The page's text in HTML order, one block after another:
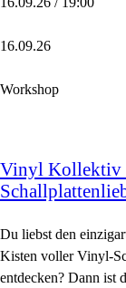
16.09.26
Workshop
Vinyl Kollektiv
Du liebst den
Kisten voller Vinyl-
entdecken? Dann